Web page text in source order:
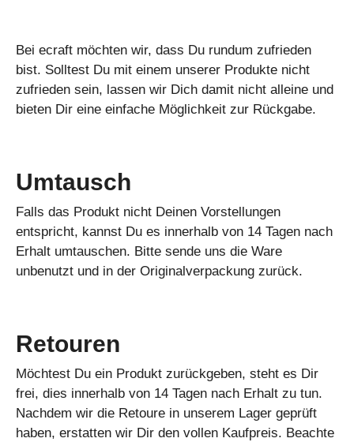
Bei ecraft möchten wir, dass Du rundum zufrieden
bist. Solltest Du mit einem unserer Produkte nicht
zufrieden sein, lassen wir Dich damit nicht alleine und
bieten Dir eine einfache Möglichkeit zur Rückgabe.
Umtausch
Falls das Produkt nicht Deinen Vorstellungen
entspricht, kannst Du es innerhalb von 14 Tagen nach
Erhalt umtauschen. Bitte sende uns die Ware
unbenutzt und in der Originalverpackung zurück.
Retouren
Möchtest Du ein Produkt zurückgeben, steht es Dir
frei, dies innerhalb von 14 Tagen nach Erhalt zu tun.
Nachdem wir die Retoure in unserem Lager geprüft
haben, erstatten wir Dir den vollen Kaufpreis. Beachte